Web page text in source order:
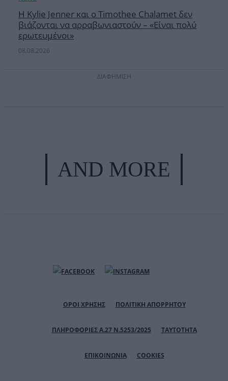
Η Kylie Jenner και ο Timothee Chalamet δεν
βιάζονται να αρραβωνιαστούν – «Είναι πολύ
ερωτευμένοι»
08.08.2026
ΔΙΑΦΗΜΙΣΗ
AND MORE
ΟΡΟΙ ΧΡΗΣΗΣ ΠΟΛΙΤΙΚΗ ΑΠΟΡΡΗΤΟΥ
ΠΛΗΡΟΦΟΡΙΕΣ Α.27 Ν.5253/2025 ΤΑΥΤΟΤΗΤΑ
ΕΠΙΚΟΙΝΩΝΙΑ COOKIES